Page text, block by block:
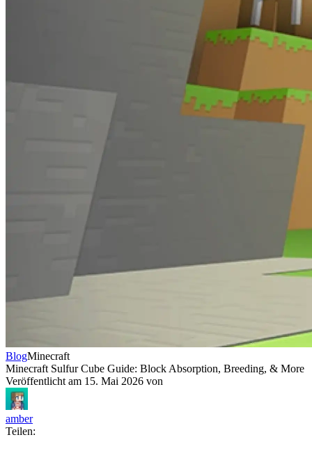
BlogMinecraft
Minecraft Sulfur Cube Guide: Block Absorption, Breeding, & More
Veröffentlicht am 15. Mai 2026 von
amber
Teilen: